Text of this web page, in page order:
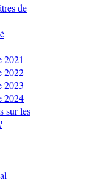
de
2021
2022
2023
2024
sur les